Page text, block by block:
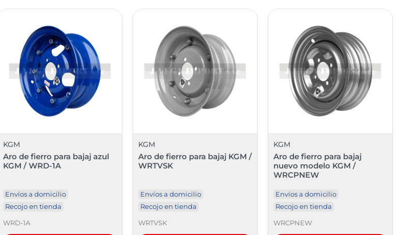
KGM
Aro de fierro para bajaj azul
KGM / WRD-1A
Envíos a domicilio
Recojo en tienda
WRD-1A
KGM
Aro de fierro para bajaj KGM /
WRTVSK
Envíos a domicilio
Recojo en tienda
WRTVSK
KGM
Aro de fierro para bajaj
nuevo modelo KGM /
WRCPNEW
Envíos a domicilio
Recojo en tienda
WRCPNEW